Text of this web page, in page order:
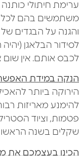
ערימת חיתולי
משתמשים בהם לכל
והגנה על הבגדים
לסידור הבלאגן
לכבס אותם. אין שום
הנקה במידת
הירוקה ביותר
להימנע מאריזות
פטמות, וציוד
שקלים בשנה
הכינו בעצמכם את